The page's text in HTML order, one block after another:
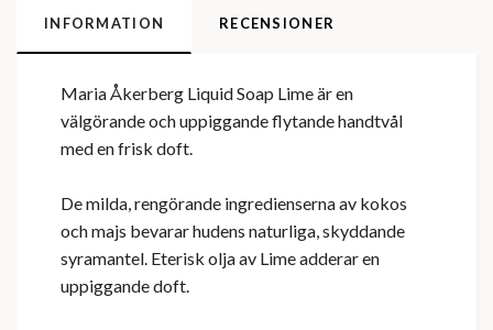
INFORMATION RECENSIONER
Maria Åkerberg Liquid Soap Lime är en
välgörande och uppiggande flytande handtvål
med en frisk doft.
De milda, rengörande ingredienserna av kokos
och majs bevarar hudens naturliga, skyddande
syramantel. Eterisk olja av Lime adderar en
uppiggande doft.